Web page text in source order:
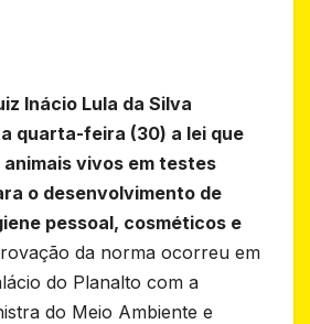
Inácio Lula da Silva
quarta-feira (30) a lei que
animais vivos em testes
o desenvolvimento de
pessoal, cosméticos e
da norma ocorreu em
do Planalto com a
do Meio Ambiente e